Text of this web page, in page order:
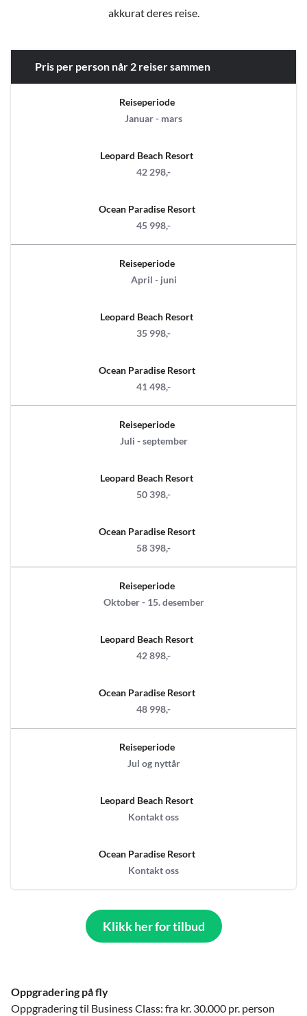
akkurat deres reise.
Pris per person når 2 reiser sammen
Reiseperiode
Januar - mars
Leopard Beach Resort
42 298,-
Ocean Paradise Resort
45 998,-
Reiseperiode
April - juni
Leopard Beach Resort
35 998,-
Ocean Paradise Resort
41 498,-
Reiseperiode
Juli - september
Leopard Beach Resort
50 398,-
Ocean Paradise Resort
58 398,-
Reiseperiode
Oktober - 15. desember
Leopard Beach Resort
42 898,-
Ocean Paradise Resort
48 998,-
Reiseperiode
Jul og nyttår
Leopard Beach Resort
Kontakt oss
Ocean Paradise Resort
Kontakt oss
Klikk her for tilbud
Oppgradering på fly
Oppgradering til Business Class: fra kr. 30.000 pr. person